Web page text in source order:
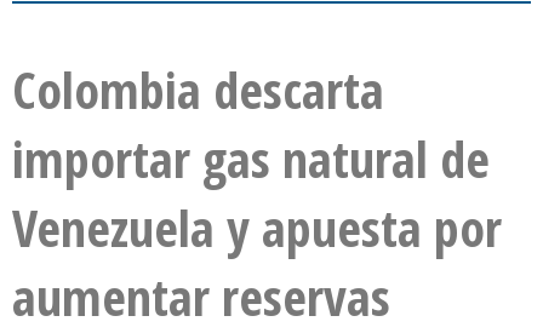
Colombia descarta
importar gas natural de
Venezuela y apuesta por
aumentar reservas